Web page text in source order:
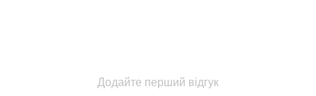
Додайте перший відгук